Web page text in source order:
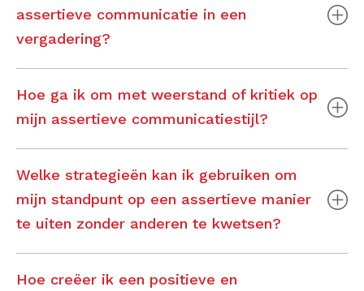
assertieve communicatie in een
vergadering?
Hoe ga ik om met weerstand of kritiek op
mijn assertieve communicatiestijl?
Welke strategieën kan ik gebruiken om
mijn standpunt op een assertieve manier
te uiten zonder anderen te kwetsen?
Hoe creëer ik een positieve en